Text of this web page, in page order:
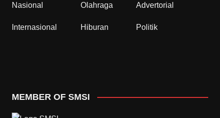
Nasional Olahraga Advertorial
Internasional Hiburan Politik
MEMBER OF SMSI